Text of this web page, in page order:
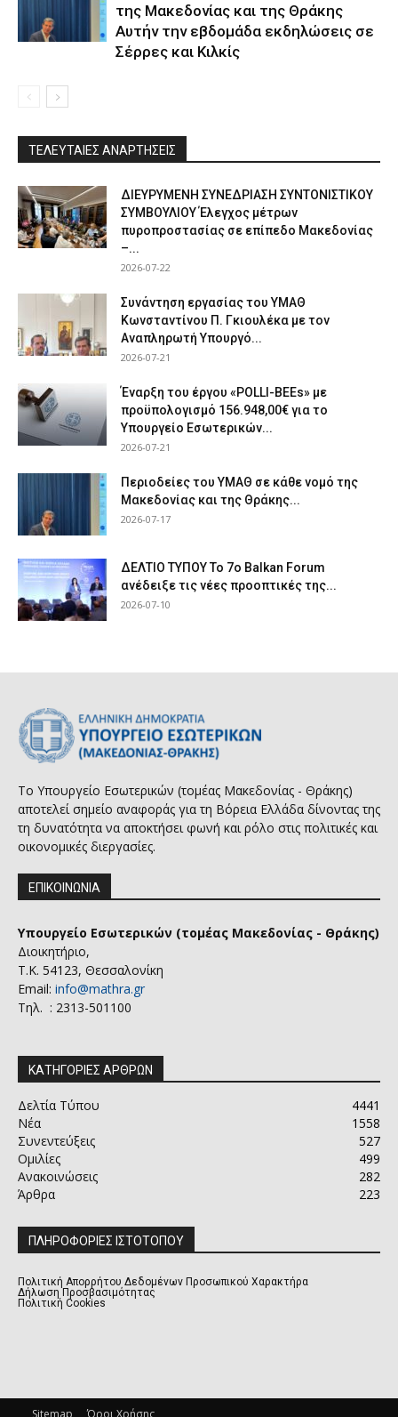
της Μακεδονίας και της Θράκης
Αυτήν την εβδομάδα εκδηλώσεις σε
Σέρρες και Κιλκίς
ΤΕΛΕΥΤΑΙΕΣ ΑΝΑΡΤΗΣΕΙΣ
ΔΙΕΥΡΥΜΕΝΗ ΣΥΝΕΔΡΙΑΣΗ ΣΥΝΤΟΝΙΣΤΙΚΟΥ
ΣΥΜΒΟΥΛΙΟΥ Έλεγχος μέτρων
πυροπροστασίας σε επίπεδο Μακεδονίας
–...
2026-07-22
Συνάντηση εργασίας του ΥΜΑΘ
Κωνσταντίνου Π. Γκιουλέκα με τον
Αναπληρωτή Υπουργό...
2026-07-21
Έναρξη του έργου «POLLI-BEEs» με
προϋπολογισμό 156.948,00€ για το
Υπουργείο Εσωτερικών...
2026-07-21
Περιοδείες του ΥΜΑΘ σε κάθε νομό της
Μακεδονίας και της Θράκης...
2026-07-17
ΔΕΛΤΙΟ ΤΥΠΟΥ Το 7ο Balkan Forum
ανέδειξε τις νέες προοπτικές της...
2026-07-10
Το Υπουργείο Εσωτερικών (τομέας Μακεδονίας - Θράκης)
αποτελεί σημείο αναφοράς για τη Βόρεια Ελλάδα δίνοντας της
τη δυνατότητα να αποκτήσει φωνή και ρόλο στις πολιτικές και
οικονομικές διεργασίες.
ΕΠΙΚΟΙΝΩΝΙΑ
Υπουργείο Εσωτερικών (τομέας Μακεδονίας - Θράκης)
Διοικητήριο,
Τ.Κ. 54123, Θεσσαλονίκη
Email: info@mathra.gr
Τηλ. : 2313-501100
ΚΑΤΗΓΟΡΙΕΣ ΑΡΘΡΩΝ
Δελτία Τύπου
4441
Νέα
1558
Συνεντεύξεις
527
Ομιλίες
499
Ανακοινώσεις
282
Άρθρα
223
ΠΛΗΡΟΦΟΡΙΕΣ ΙΣΤΟΤΟΠΟΥ
Πολιτική Απορρήτου Δεδομένων Προσωπικού Χαρακτήρα
Δήλωση Προσβασιμότητας
Πολιτική Cookies
Sitemap Όροι Χρήσης